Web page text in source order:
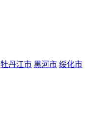
牡丹江市 黑河市 绥化市